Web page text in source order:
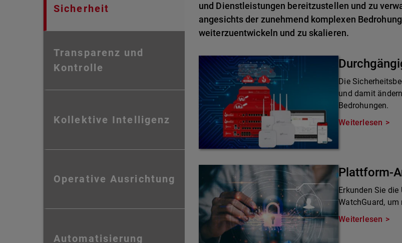
Sicherheit
Transparenz und
Kontrolle
Kollektive Intelligenz
Operative Ausrichtung
Automatisierung
und Dienstleistungen bereitzustellen und zu
angesichts der zunehmend komplexen
weiterzuentwickeln und zu skalieren.
Die
und damit
Bedrohungen.
Weiterlesen
Plattform-
Erkunden Sie
WatchGuard,
Weiterlesen